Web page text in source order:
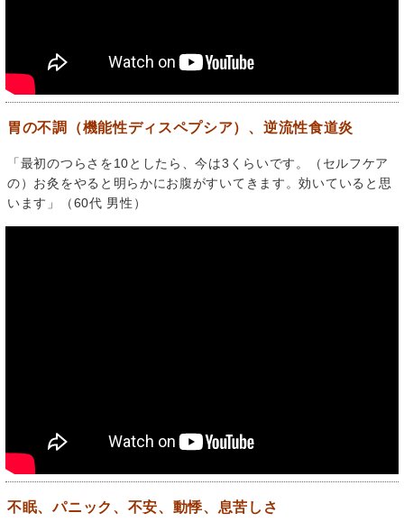
胃の不調（機能性ディスペプシア）、逆流性食道炎
「最初のつらさを10としたら、今は3くらいです。（セルフケア
の）お灸をやると明らかにお腹がすいてきます。効いていると思
います」（60代 男性）
不眠、パニック、不安、動悸、息苦しさ